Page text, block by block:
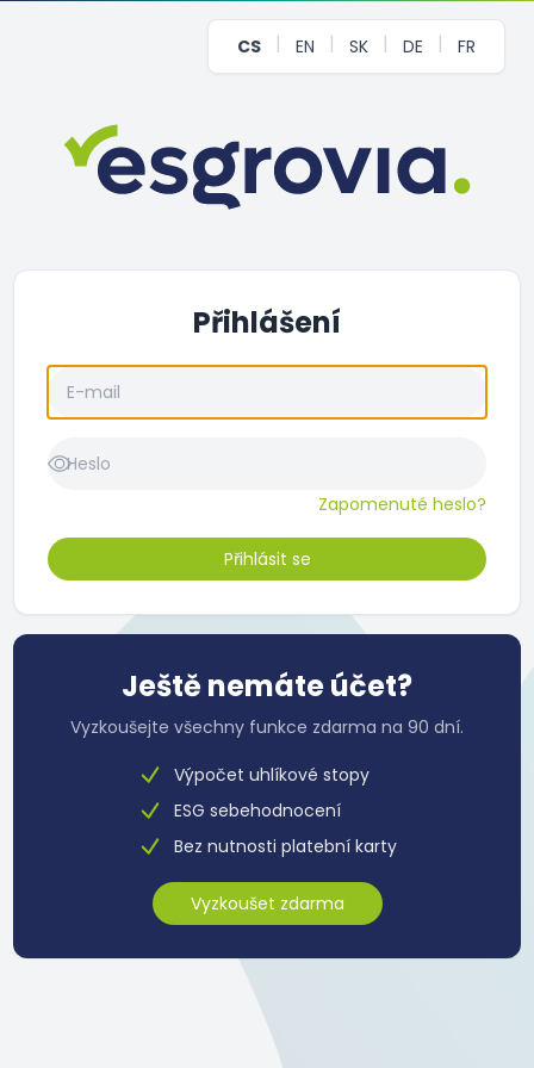
CS | EN | SK | DE | FR
Přihlášení
Zapomenuté heslo?
Ještě nemáte účet?
Vyzkoušejte všechny funkce zdarma na 90 dní.
Výpočet uhlíkové stopy
ESG sebehodnocení
Bez nutnosti platební karty
Vyzkoušet zdarma